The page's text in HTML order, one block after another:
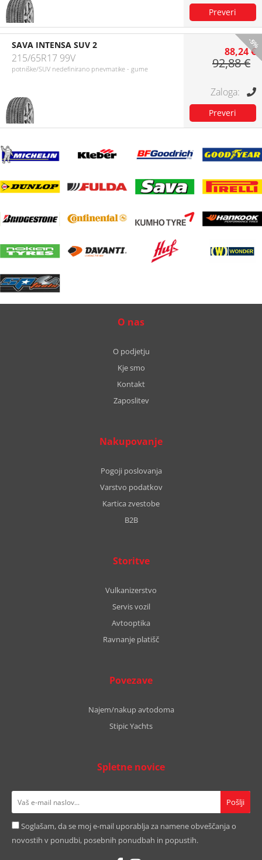
-5%
SAVA INTENSA SUV 2
215/65R17 99V
potniške/SUV nedefinirano pnevmatike - gume
88,24 €
92,88 €
O nas
O podjetju
Kje smo
Kontakt
Zaposlitev
Nakupovanje
Pogoji poslovanja
Varstvo podatkov
Kartica zvestobe
B2B
Storitve
Vulkanizerstvo
Servis vozil
Avtooptika
Ravnanje platišč
Povezave
Najem/nakup avtodoma
Stipic Yachts
Spletne novice
Soglašam, da se moj e-mail uporablja za namene obveščanja o
novostih v ponudbi, posebnih ponudbah in popustih.